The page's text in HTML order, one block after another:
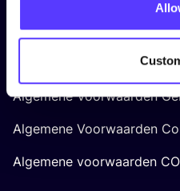
Privacy Policy
Algemene Voorwaarden
Algemene Voorwaarden
Algemene voorwaarden